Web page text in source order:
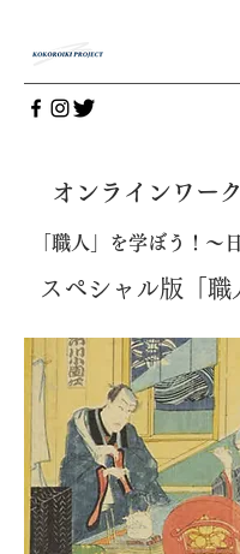
オンラインワー
「職人」を学ぼう！～
スペシャル版「職